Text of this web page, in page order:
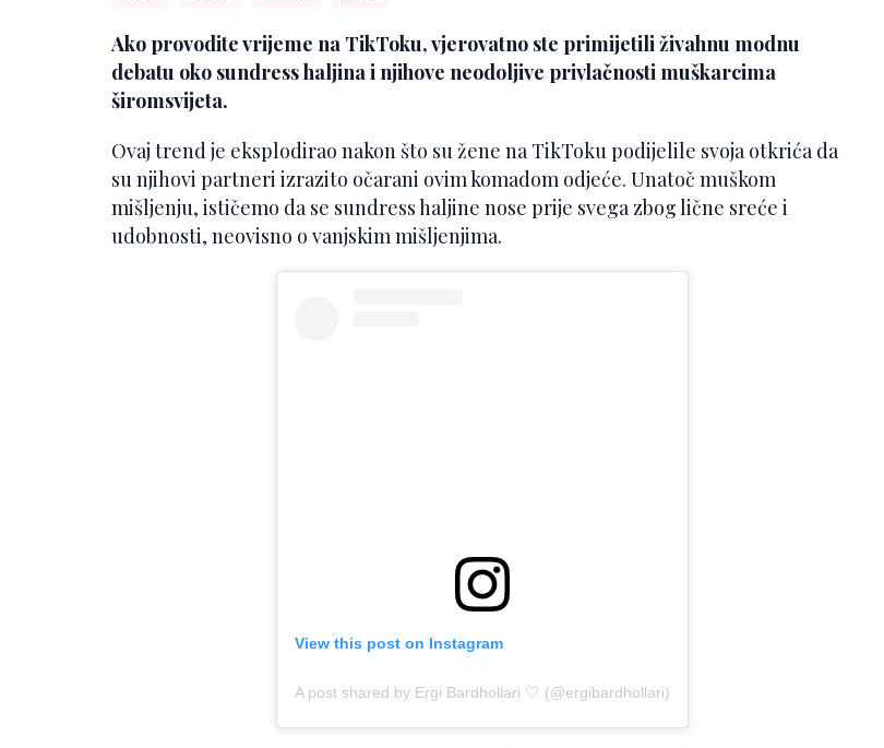
Ako provodite vrijeme na TikToku, vjerovatno ste primijetili živahnu modnu
debatu oko sundress haljina i njihove neodoljive privlačnosti muškarcima
širomsvijeta.
Ovaj trend je eksplodirao nakon što su žene na TikToku podijelile svoja otkrića da
su njihovi partneri izrazito očarani ovim komadom odjeće. Unatoč muškom
mišljenju, ističemo da se sundress haljine nose prije svega zbog lične sreće i
udobnosti, neovisno o vanjskim mišljenjima.
View this post on Instagram
A post shared by Ergi Bardhollari 🤍 (@ergibardhollari)